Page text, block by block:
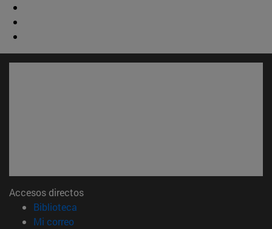
Accesos directos
Biblioteca
Mi correo(abre en nueva ventana)